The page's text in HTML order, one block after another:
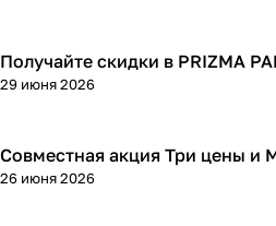
Кросс-акции
29 июня 2026
Получайте скидки в PRIZMA
Кросс-акции
26 июня 2026
Совместная акция Три цены и